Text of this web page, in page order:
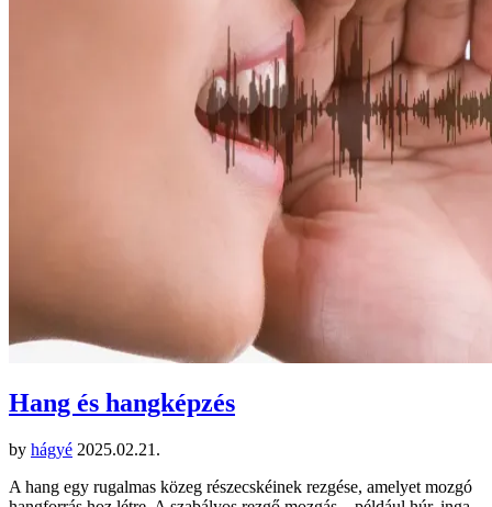
Hang és hangképzés
by hágyé 2025.02.21.
A hang egy rugalmas közeg részecskéinek rezgése, amelyet mozgó